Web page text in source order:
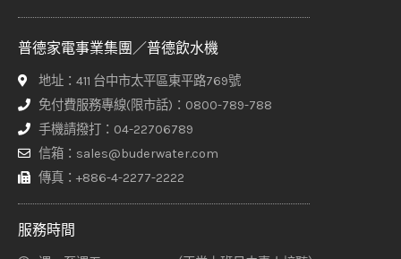
普德家電事業集團／普德飲水機
地址：411 台中市太平區東平路769號
免付費服務專線(限市話)：0800-789-788
手機請撥打：04-22706789
信箱：sales@buderwater.com
傳真：+886-4-2277-2222
服務時間